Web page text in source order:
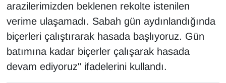
arazilerimizden beklenen rekolte istenilen
verime ulaşamadı. Sabah gün aydınlandığında
biçerleri çalıştırarak hasada başlıyoruz. Gün
batımına kadar biçerler çalışarak hasada
devam ediyoruz" ifadelerini kullandı.
YEREL